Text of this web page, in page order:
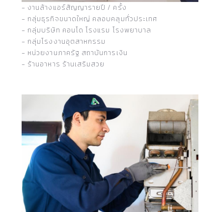
- งานล้างแอร์สัญญารายปี / ครั้ง
- กลุ่มธุรกิจขนาดใหญ่ คลอบคลุมทั่วประเทศ
- กลุ่มบริษัท คอนโด โรงแรม โรงพยาบาล
- กลุ่มโรงงานอุตสาหกรรม
- หน่วยงานภาครัฐ สถาบันการเงิน
- ร้านอาหาร ร้านเสริมสวย